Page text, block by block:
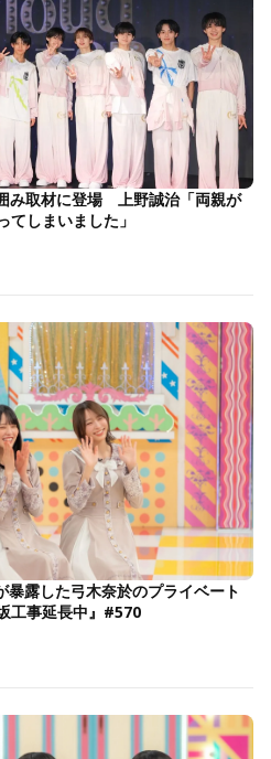
み取材に登場 上野誠治「両親が
てしまいました」
暴露した弓木奈於のプライベート
工事延長中』#570